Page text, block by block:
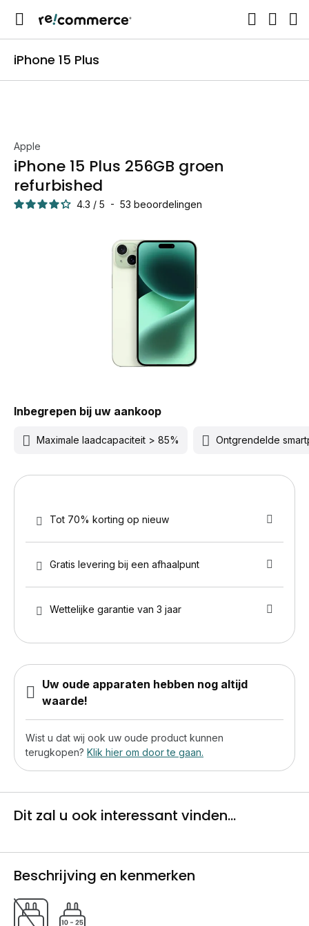
iPhone 15 Plus
Apple
iPhone 15 Plus 256GB groen
refurbished
4.3 / 5 - 53 beoordelingen
Inbegrepen bij uw aankoop
Maximale laadcapaciteit > 85% Ontgrendelde
Tot 70% korting op nieuw
Gratis levering bij een afhaalpunt
Wettelijke garantie van 3 jaar
Uw oude apparaten hebben nog altijd
waarde!
Wist u dat wij ook uw oude product kunnen
terugkopen? Klik hier om door te gaan.
Dit zal u ook interessant vinden...
Beschrijving en kenmerken